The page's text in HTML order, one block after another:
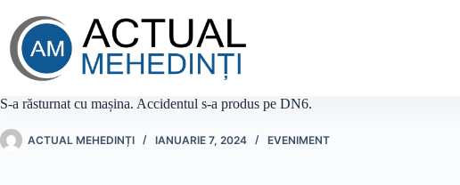
conținut
S-a răsturnat cu mașina. Accidentul s-a produs pe DN6.
ACTUAL MEHEDINȚI IANUARIE 7, 2024 EVENIMENT